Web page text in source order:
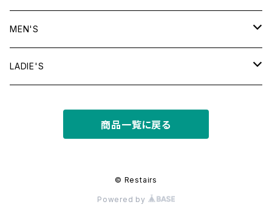
MEN'S
tops
LADIE'S
商品一覧に戻る
© Restairs
Powered by